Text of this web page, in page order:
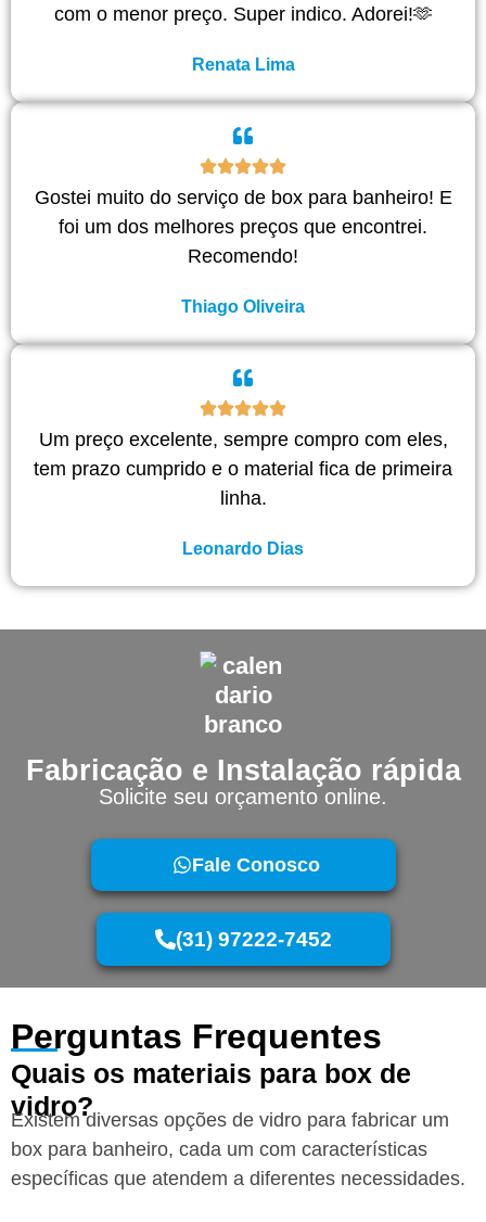
com o menor preço. Super indico. Adorei!🫶
Renata Lima
Gostei muito do serviço de box para banheiro! E
foi um dos melhores preços que encontrei.
Recomendo!
Thiago Oliveira
Um preço excelente, sempre compro com eles,
tem prazo cumprido e o material fica de primeira
linha.
Leonardo Dias
Fabricação e Instalação rápida
Solicite seu orçamento online.
Fale Conosco
(31) 97222-7452
Perguntas Frequentes
Quais os materiais para box de
vidro?
Existem diversas opções de vidro para fabricar um
box para banheiro, cada um com características
específicas que atendem a diferentes necessidades.